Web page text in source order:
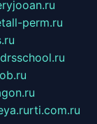
perm.ru
drsschool.ru
rti.com.ru